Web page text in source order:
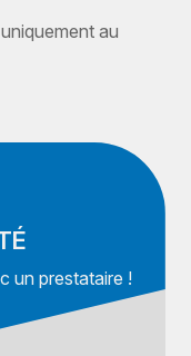
au
un prestataire !